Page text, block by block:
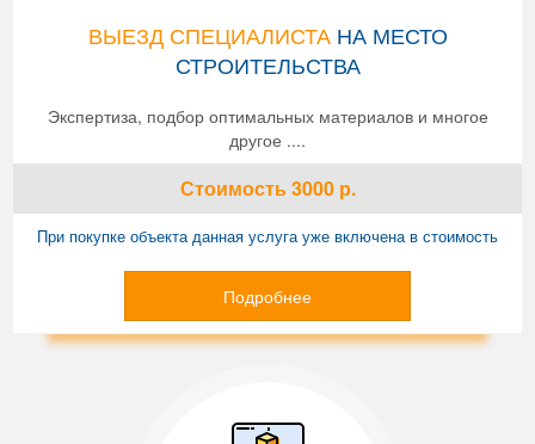
ВЫЕЗД СПЕЦИАЛИСТАНА МЕСТО
СТРОИТЕЛЬСТВА
Экспертиза, подбор оптимальных материалов и многое
другое ....
Стоимость3000р.
При покупке объекта данная услуга уже включена в стоимость
Подробнее